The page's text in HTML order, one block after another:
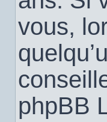
vous,
phpBB